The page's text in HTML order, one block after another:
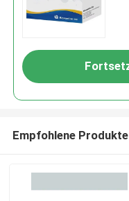
Empfohlene Produkte